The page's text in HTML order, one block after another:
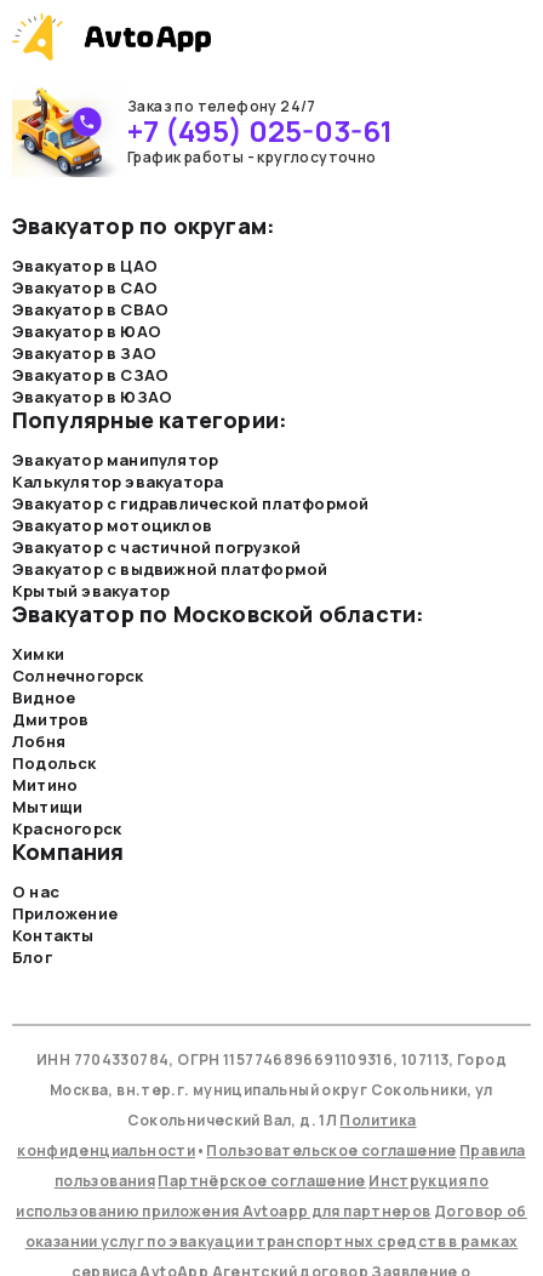
Заказ по телефону 24/7
+7 (495) 025-03-61
График работы - круглосуточно
Эвакуатор по округам:
Эвакуатор в ЦАО
Эвакуатор в САО
Эвакуатор в СВАО
Эвакуатор в ЮАО
Эвакуатор в ЗАО
Эвакуатор в СЗАО
Эвакуатор в ЮЗАО
Популярные категории:
Эвакуатор манипулятор
Калькулятор эвакуатора
Эвакуатор с гидравлической платформой
Эвакуатор мотоциклов
Эвакуатор с частичной погрузкой
Эвакуатор с выдвижной платформой
Крытый эвакуатор
Эвакуатор по Московской области:
Химки
Солнечногорск
Видное
Дмитров
Лобня
Подольск
Митино
Мытищи
Красногорск
Компания
О нас
Приложение
Контакты
Блог
ИНН 7704330784, ОГРН 1157746896691109316, 107113, Город
Москва, вн.тер.г. муниципальный округ Сокольники, ул
Сокольнический Вал, д. 1Л Политика
конфиденциальности• Пользовательское соглашение Правила
пользованияПартнёрское соглашение Инструкция по
использованию приложения Avtoapp для партнеров Договор об
оказании услуг по эвакуации транспортных средств в рамках
сервиса AvtoApp Агентский договор Заявление о